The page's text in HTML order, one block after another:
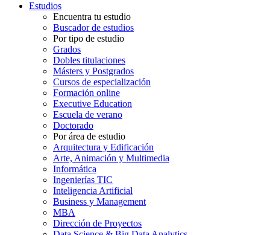
Estudios
Encuentra tu estudio
Buscador de estudios
Por tipo de estudio
Grados
Dobles titulaciones
Másters y Postgrados
Cursos de especialización
Formación online
Executive Education
Escuela de verano
Doctorado
Por área de estudio
Arquitectura y Edificación
Arte, Animación y Multimedia
Informática
Ingenierías TIC
Inteligencia Artificial
Business y Management
MBA
Dirección de Proyectos